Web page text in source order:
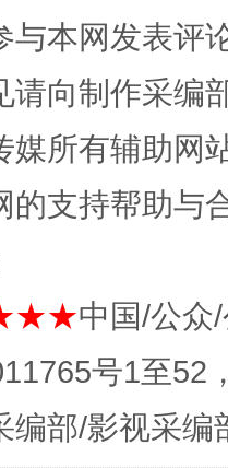
运行机制助力责任有效落实
通报“牛蛙产品抗生素超标问题”
与本网发表评
请向制作采编
媒所有辅助网
的支持帮助与
中国/公众
号1至52
编部/影视采编